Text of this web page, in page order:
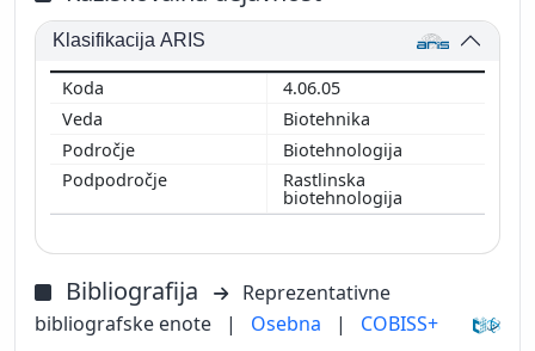
Klasifikacija ARIS
4.06.05
Biotehnika
Biotehnologija
Rastlinska
biotehnologija
Bibliografija
Reprezentativne
bibliografske enote
| Osebna | COBISS+